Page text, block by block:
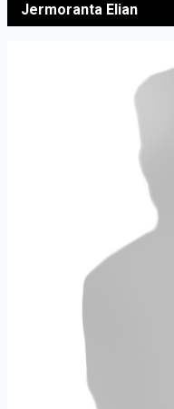
Jermoranta Elian